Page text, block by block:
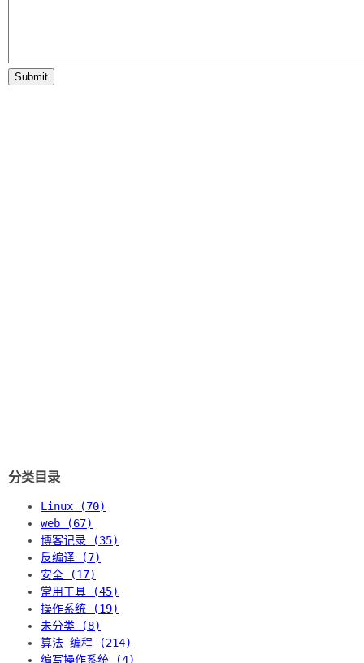
分类目录
Linux (70)
web (67)
博客记录 (35)
反编译 (7)
安全 (17)
常用工具 (45)
操作系统 (19)
未分类 (8)
算法 编程 (214)
编写操作系统 (4)